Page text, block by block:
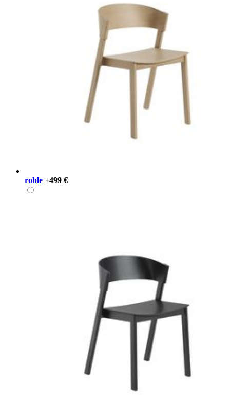
roble +499 €